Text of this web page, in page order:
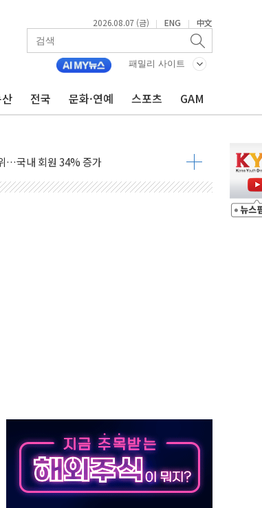
2026.08.07 (금) | ENG | 中文
패밀리 사이트
전국 문화·연예 스포츠 GAM
등 20곳 '최우수'...인천환경공단 등 '부진'
공유기서 '백도어' 발견
…국내 회원 34% 증가
벽 배송 도입 예정
7%대 급등
이어갈 예정"
의 자유 위협"
분 최우수상 수상